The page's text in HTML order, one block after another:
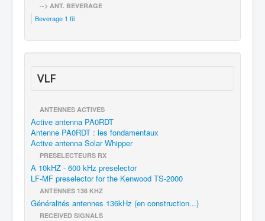
--> ANT. BEVERAGE
Beverage 1 fil
VLF
ANTENNES ACTIVES
Active antenna PA0RDT
Antenne PA0RDT : les fondamentaux
Active antenna Solar Whipper
PRESELECTEURS RX
A 10kHZ - 600 kHz preselector
LF-MF preselector for the Kenwood TS-2000
ANTENNES 136 KHZ
Généralités antennes 136kHz (en construction...)
RECEIVED SIGNALS